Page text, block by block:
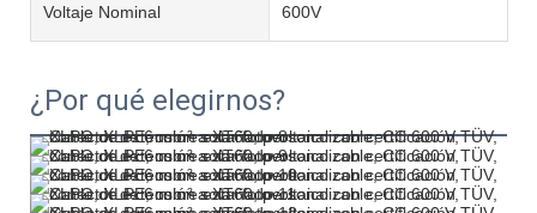
Voltaje Nominal 600V
¿Por qué elegirnos?